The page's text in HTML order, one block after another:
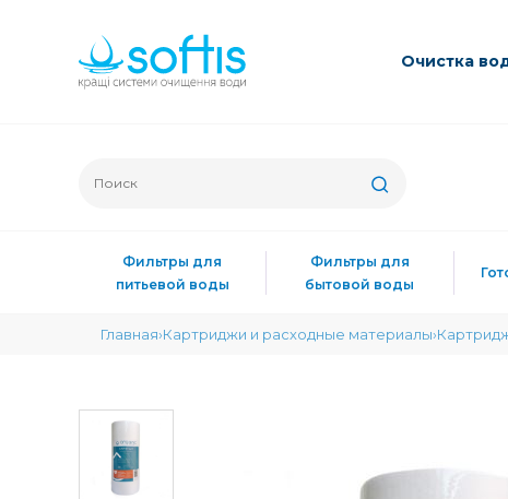
Очиcтка
Фильтры для
питьевой воды
Фильтры для
бытовой воды
Главная Картриджи и расходные материалы